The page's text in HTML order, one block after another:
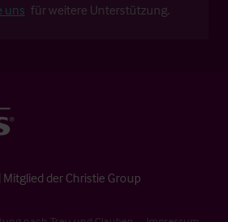
uns für weitere Unterstützung.
der Christie Group